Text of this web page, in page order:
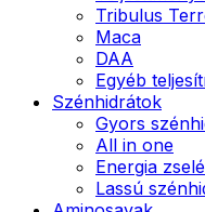
Tribulus
Maca
DAA
Egyéb
Szénhidrátok
Gyors
All in one
Energia
Lassú